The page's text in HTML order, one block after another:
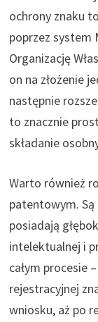
ochrony znaku
poprzez system
Organizację
on na złożenie
następnie
to znacznie
składanie
Warto również
patentowym.
posiadają
intelektualnej i
całym procesie
rejestracyjnej
wniosku, aż po